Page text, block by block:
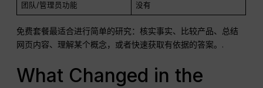
团队/管理员功能 没有
免费套餐最适合进行简单的研究：核实事实、比较产品、总结
网页内容、理解某个概念，或者快速获取有依据的答案。.
What Changed in the